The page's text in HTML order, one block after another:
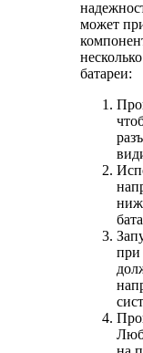
может
батареи:
при